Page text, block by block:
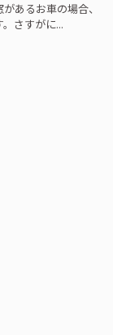
あるお車の場合、
さすがに...